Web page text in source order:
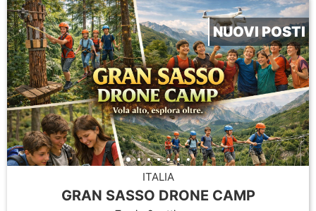
NUOVI POSTI
ITALIA
GRAN SASSO DRONE CAMP